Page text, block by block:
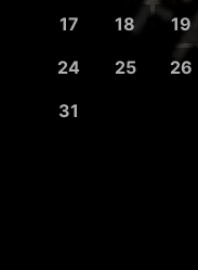
17
18 19
24
25 26
31